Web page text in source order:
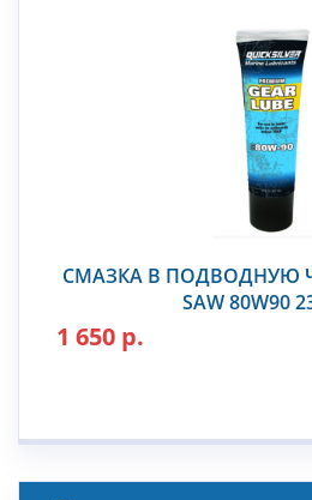
СМАЗКА В ПОДВОДНУЮ
SAW 80W90
1 650 р.